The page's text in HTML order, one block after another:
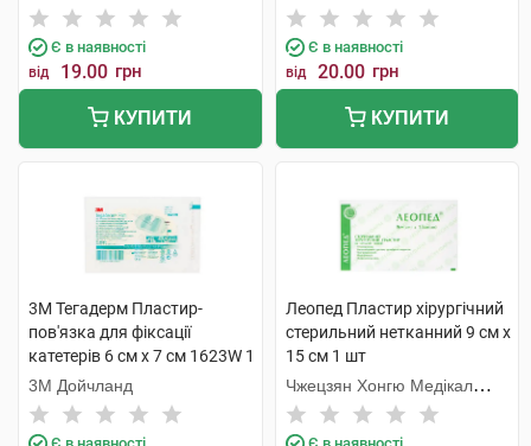
Є в наявності
від 19.00 грн
КУПИТИ
Є в наявності
від 20.00 грн
КУПИТИ
3M Тегадерм Пластир-
пов'язка для фіксації
катетерів 6 см х 7 см 1623W 1
шт
3М Дойчланд
Леопед Пластир хірургічний
стерильний нетканний 9 см х
15 см 1 шт
Чжецзян Хонгю Медікал
Коммодіті